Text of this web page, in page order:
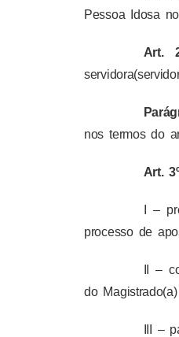
Pessoa Idosa
Art.
nos termos do
Art.
I –
processo de
II –
do
III –